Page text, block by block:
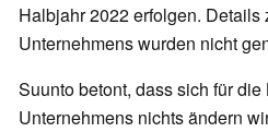
Halbjahr 2022 erfolgen. Details
Unternehmens wurden nicht
Suunto betont, dass sich für
Unternehmens nichts ändern